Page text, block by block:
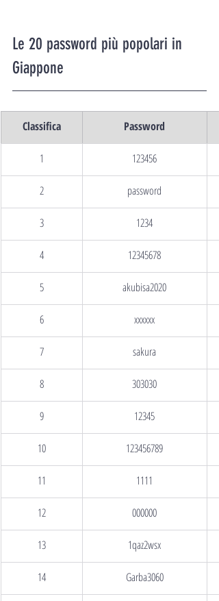
Le 20 password più popolari in
Giappone
Classifica Password
1 123456
2 password
3 1234
4 12345678
5 akubisa2020
6 xxxxxx
7 sakura
8 303030
9 12345
10 123456789
11 1111
12 000000
13 1qaz2wsx
14 Garba3060